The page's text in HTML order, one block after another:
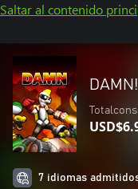
Saltar al contenido
DAMN!
7 idiomas